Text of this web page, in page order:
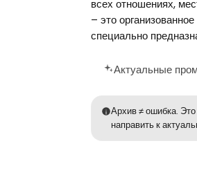
всех отношениях,
– это
специально
Актуальные
Архив ≠ ошибка.
направить к